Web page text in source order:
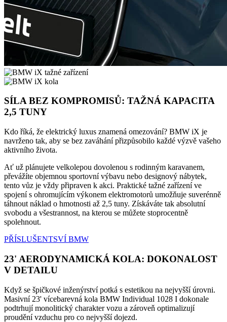
SÍLA BEZ KOMPROMISŮ: TAŽNÁ KAPACITA
2,5 TUNY
Kdo říká, že elektrický luxus znamená omezování? BMW iX je
navrženo tak, aby se bez zaváhání přizpůsobilo každé výzvě vašeho
aktivního života.
Ať už plánujete velkolepou dovolenou s rodinným karavanem,
převážíte objemnou sportovní výbavu nebo designový nábytek,
tento vůz je vždy připraven k akci. Praktické tažné zařízení ve
spojení s ohromujícím výkonem elektromotorů umožňuje suverénně
táhnout náklad o hmotnosti až 2,5 tuny. Získáváte tak absolutní
svobodu a všestrannost, na kterou se můžete stoprocentně
spolehnout.
PŘÍSLUŠENTSVÍ BMW
23' AERODYNAMICKÁ KOLA: DOKONALOST
V DETAILU
Když se špičkové inženýrství potká s estetikou na nejvyšší úrovni.
Masivní 23' vícebarevná kola BMW Individual 1028 I dokonale
podtrhují monolitický charakter vozu a zároveň optimalizují
proudění vzduchu pro co nejvyšší dojezd.